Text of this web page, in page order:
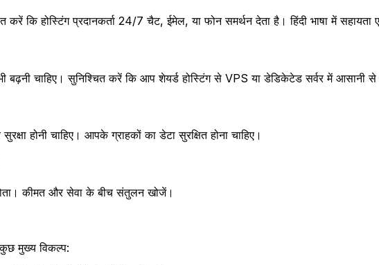
करें कि होस्टिंग प्रदानकर्ता 24/7 चैट, ईमेल, या फोन समर्थन देता है। हिंदी भाषा में सहायता
बढ़नी चाहिए। सुनिश्चित करें कि आप शेयर्ड होस्टिंग से VPS या डेडिकेटेड सर्वर में
होनी चाहिए। आपके ग्राहकों का डेटा सुरक्षित होना चाहिए।
कीमत और सेवा के बीच संतुलन खोजें।
कुछ मुख्य विकल्प: